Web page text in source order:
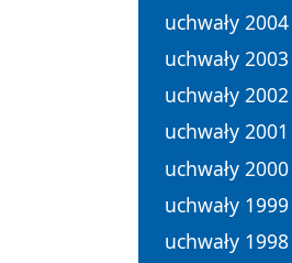
uchwały 2004
uchwały 2003
uchwały 2002
uchwały 2001
uchwały 2000
uchwały 1999
uchwały 1998